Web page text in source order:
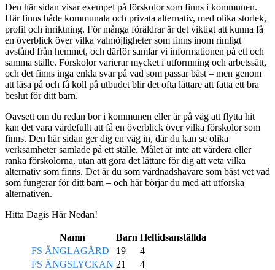
Den här sidan visar exempel på förskolor som finns i kommunen.
Här finns både kommunala och privata alternativ, med olika storlek,
profil och inriktning. För många föräldrar är det viktigt att kunna få
en överblick över vilka valmöjligheter som finns inom rimligt
avstånd från hemmet, och därför samlar vi informationen på ett och
samma ställe. Förskolor varierar mycket i utformning och arbetssätt,
och det finns inga enkla svar på vad som passar bäst – men genom
att läsa på och få koll på utbudet blir det ofta lättare att fatta ett bra
beslut för ditt barn.
Oavsett om du redan bor i kommunen eller är på väg att flytta hit
kan det vara värdefullt att få en överblick över vilka förskolor som
finns. Den här sidan ger dig en väg in, där du kan se olika
verksamheter samlade på ett ställe. Målet är inte att värdera eller
ranka förskolorna, utan att göra det lättare för dig att veta vilka
alternativ som finns. Det är du som vårdnadshavare som bäst vet vad
som fungerar för ditt barn – och här börjar du med att utforska
alternativen.
Hitta Dagis Här Nedan!
Namn Barn Heltidsanställda
FS ÄNGLAGÅRD
19
4
FS ÄNGSLYCKAN 21
4